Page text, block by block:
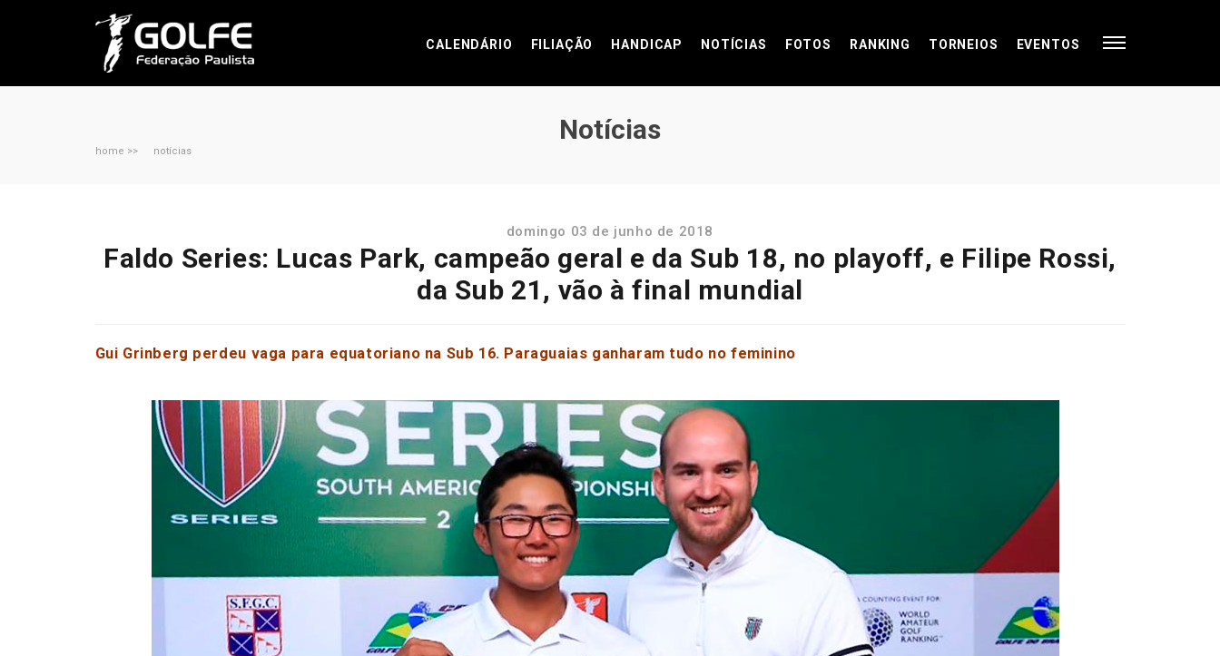
CALENDÁRIO FILIAÇÃO HANDICAP NOTÍCIAS FOTOS RANKING TORNEIOS EVENTOS
Notícias
home >> notícias
domingo 03 de junho de 2018
Faldo Series: Lucas Park, campeão geral e da Sub 18, no playoff, e Filipe Rossi,
da Sub 21, vão à final mundial
Gui Grinberg perdeu vaga para equatoriano na Sub 16. Paraguaias ganharam tudo no feminino